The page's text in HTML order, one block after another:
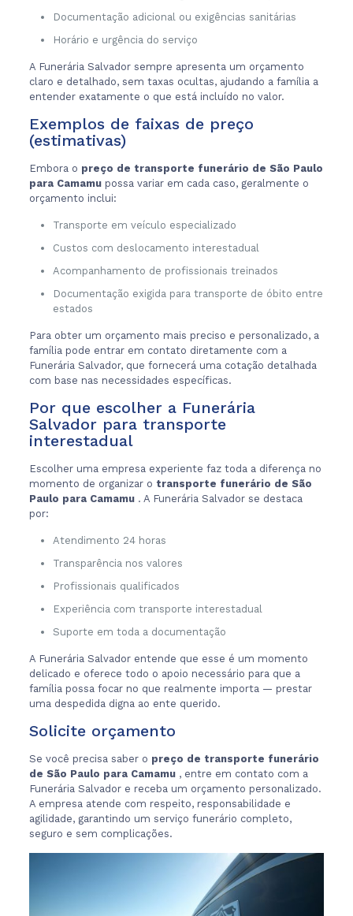
Documentação adicional ou exigências sanitárias
Horário e urgência do serviço
A Funerária Salvador sempre apresenta um orçamento
claro e detalhado, sem taxas ocultas, ajudando a família a
entender exatamente o que está incluído no valor.
Exemplos de faixas de preço
(estimativas)
Embora o preço de transporte funerário de São Paulo
para Camamu possa variar em cada caso, geralmente o
orçamento inclui:
Transporte em veículo especializado
Custos com deslocamento interestadual
Acompanhamento de profissionais treinados
Documentação exigida para transporte de óbito entre
estados
Para obter um orçamento mais preciso e personalizado, a
família pode entrar em contato diretamente com a
Funerária Salvador, que fornecerá uma cotação detalhada
com base nas necessidades específicas.
Por que escolher a Funerária
Salvador para transporte
interestadual
Escolher uma empresa experiente faz toda a diferença no
momento de organizar o transporte funerário de São
Paulo para Camamu . A Funerária Salvador se destaca
por:
Atendimento 24 horas
Transparência nos valores
Profissionais qualificados
Experiência com transporte interestadual
Suporte em toda a documentação
A Funerária Salvador entende que esse é um momento
delicado e oferece todo o apoio necessário para que a
família possa focar no que realmente importa — prestar
uma despedida digna ao ente querido.
Solicite orçamento
Se você precisa saber o preço de transporte funerário
de São Paulo para Camamu , entre em contato com a
Funerária Salvador e receba um orçamento personalizado.
A empresa atende com respeito, responsabilidade e
agilidade, garantindo um serviço funerário completo,
seguro e sem complicações.